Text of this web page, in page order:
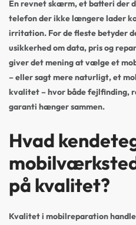
En revnet skærm, et batteri der
telefon der ikke længere lader
irritation. For de fleste betyder
usikkerhed om data, pris og
giver det mening at vælge et
– eller sagt mere naturligt, et
kvalitet – hvor både fejlfinding,
garanti hænger sammen.
Hvad
på kvalitet?
Kvalitet i mobilreparation